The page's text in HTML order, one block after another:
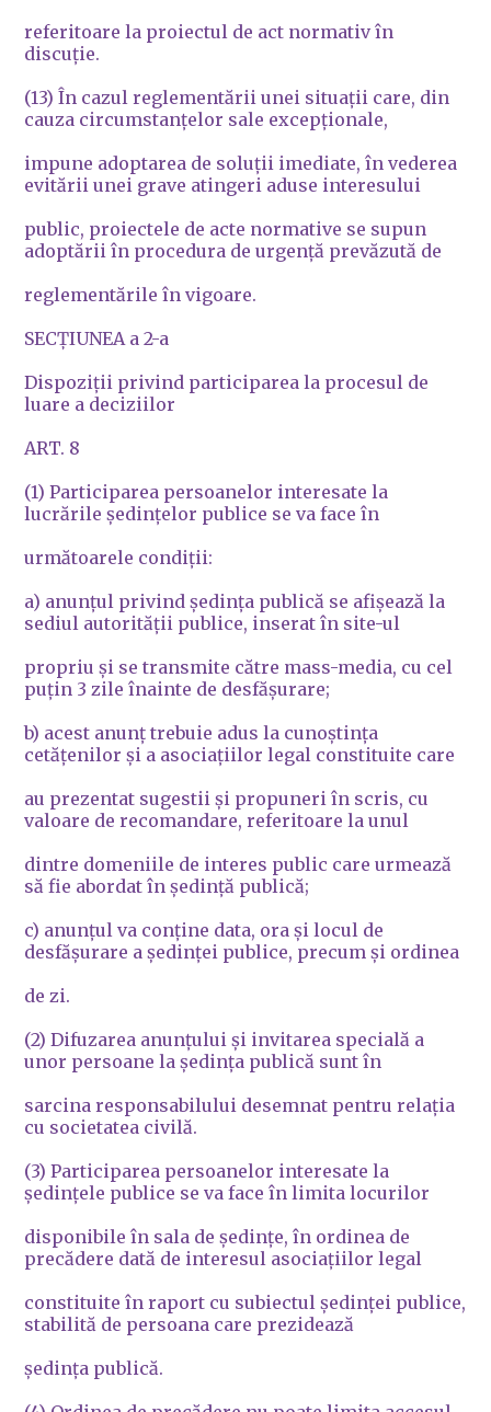
referitoare la proiectul de act normativ în
discuţie.
(13) În cazul reglementării unei situaţii care, din
cauza circumstanţelor sale excepţionale,
impune adoptarea de soluţii imediate, în vederea
evitării unei grave atingeri aduse interesului
public, proiectele de acte normative se supun
adoptării în procedura de urgenţă prevăzută de
reglementările în vigoare.
SECŢIUNEA a 2-a
Dispoziţii privind participarea la procesul de
luare a deciziilor
ART. 8
(1) Participarea persoanelor interesate la
lucrările şedinţelor publice se va face în
următoarele condiţii:
a) anunţul privind şedinţa publică se afişează la
sediul autorităţii publice, inserat în site-ul
propriu şi se transmite către mass-media, cu cel
puţin 3 zile înainte de desfăşurare;
b) acest anunţ trebuie adus la cunoştinţa
cetăţenilor şi a asociaţiilor legal constituite care
au prezentat sugestii şi propuneri în scris, cu
valoare de recomandare, referitoare la unul
dintre domeniile de interes public care urmează
să fie abordat în şedinţă publică;
c) anunţul va conţine data, ora şi locul de
desfăşurare a şedinţei publice, precum şi ordinea
de zi.
(2) Difuzarea anunţului şi invitarea specială a
unor persoane la şedinţa publică sunt în
sarcina responsabilului desemnat pentru relaţia
cu societatea civilă.
(3) Participarea persoanelor interesate la
şedinţele publice se va face în limita locurilor
disponibile în sala de şedinţe, în ordinea de
precădere dată de interesul asociaţiilor legal
constituite în raport cu subiectul şedinţei publice,
stabilită de persoana care prezidează
şedinţa publică.